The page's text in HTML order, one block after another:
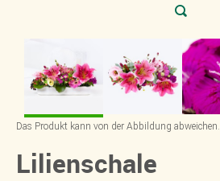
Das Produkt kann von der Abbildung abweichen.
Lilienschale